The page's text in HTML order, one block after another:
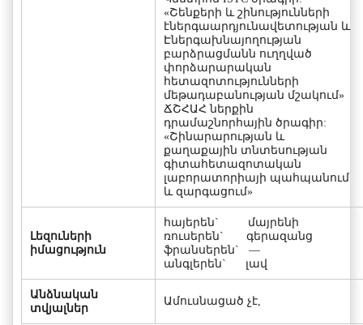
«Շենքերի և շինությունների
էներգաարդյունավետության և
Էներգախնայողության
բարձրացմանն ուղղված
փորձարարական
հետազոտությունների
մեթադաբանության մշակում»
ՃՇՀԱՀ ներքին
դրամաշնորհային ծրագիր:
«Շինարարության և
քաղաքային տնտեսության
գիտահետազոտական
լաբորատորիայի պահպանում
և զարգացում»
Լեզուների
իմացություն
հայերեն` մայրենի
ռուսերեն` գերազանց
ֆրանսերեն` —
անգլերեն` լավ
Անձնական
տվյալներ
Ամուսնացած չէ,